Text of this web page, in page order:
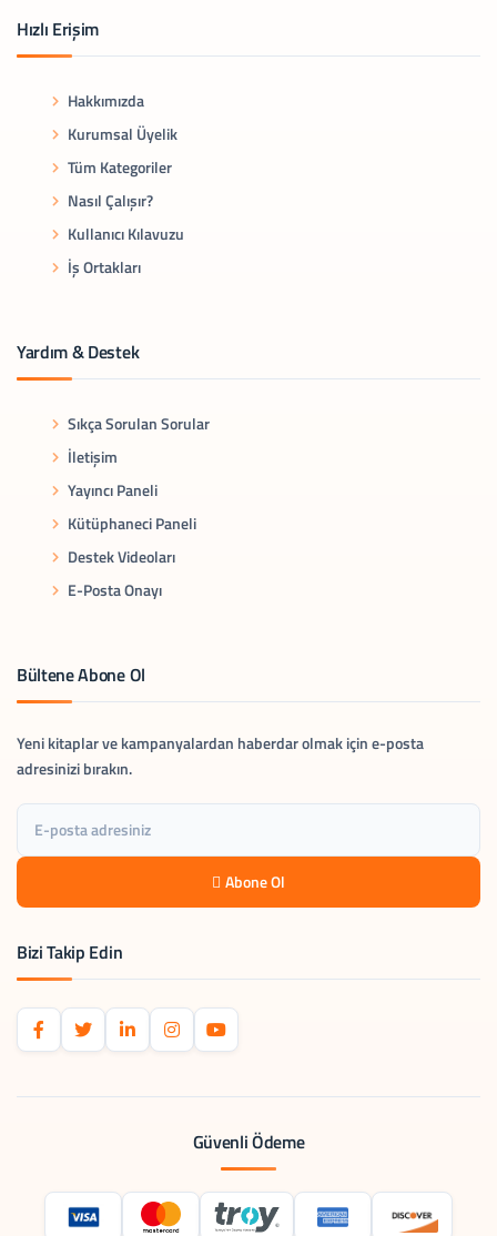
Hızlı Erişim
Hakkımızda
Kurumsal Üyelik
Tüm Kategoriler
Nasıl Çalışır?
Kullanıcı Kılavuzu
İş Ortakları
Yardım & Destek
Sıkça Sorulan Sorular
İletişim
Yayıncı Paneli
Kütüphaneci Paneli
Destek Videoları
E-Posta Onayı
Bültene Abone Ol
Yeni kitaplar ve kampanyalardan haberdar olmak için e-posta
adresinizi bırakın.
Abone Ol
Bizi Takip Edin
Güvenli Ödeme